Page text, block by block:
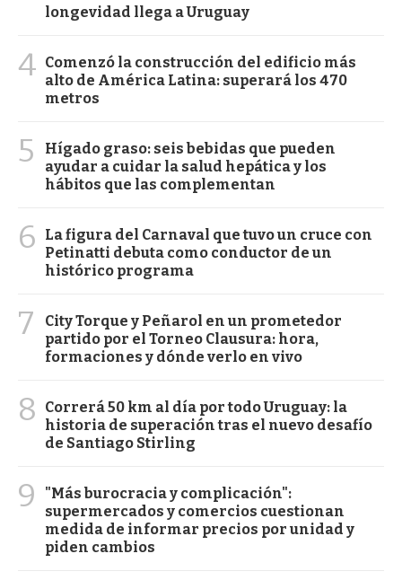
longevidad llega a Uruguay
4 Comenzó la construcción del edificio más
alto de América Latina: superará los 470
metros
5
Hígado graso: seis bebidas que pueden
ayudar a cuidar la salud hepática y los
hábitos que las complementan
6
La figura del Carnaval que tuvo un cruce con
Petinatti debuta como conductor de un
histórico programa
7
City Torque y Peñarol en un prometedor
partido por el Torneo Clausura: hora,
formaciones y dónde verlo en vivo
8
Correrá 50 km al día por todo Uruguay: la
historia de superación tras el nuevo desafío
de Santiago Stirling
9
"Más burocracia y complicación":
supermercados y comercios cuestionan
medida de informar precios por unidad y
piden cambios